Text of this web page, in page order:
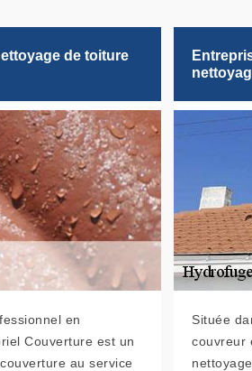
de toiture
en
Couverture est un
au service
Située
couvreur